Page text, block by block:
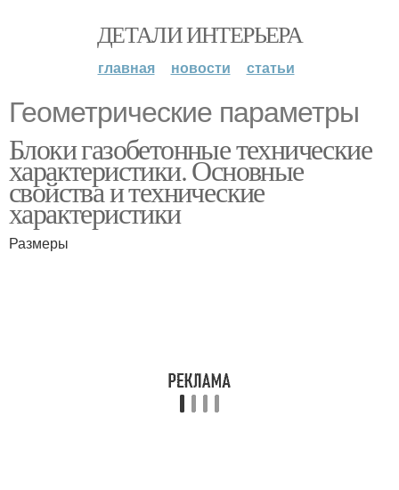
ДЕТАЛИ ИНТЕРЬЕРА
главная новости статьи
Геометрические параметры
Блоки газобетонные технические
характеристики. Основные
свойства и технические
характеристики
Размеры